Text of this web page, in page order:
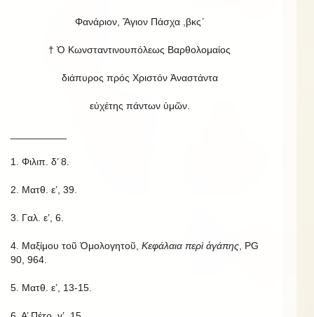
Φανάριον, Ἅγιον Πάσχα ,βκς´
† Ὁ Κωνσταντινουπόλεως Βαρθολομαίος
διάπυρος πρός Χριστόν Ἀναστάντα
εὐχέτης πάντων ὑμῶν.
1. Φιλιπ. δ’ 8.
2. Ματθ. ε’, 39.
3. Γαλ. ε’, 6.
4. Μαξίμου τοῦ Ὁμολογητοῦ, Κεφάλαια περὶ ἀγάπης , PG
90, 964.
5. Ματθ. ε’, 13-15.